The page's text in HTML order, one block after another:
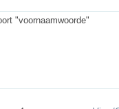
"voornaamwoorde"